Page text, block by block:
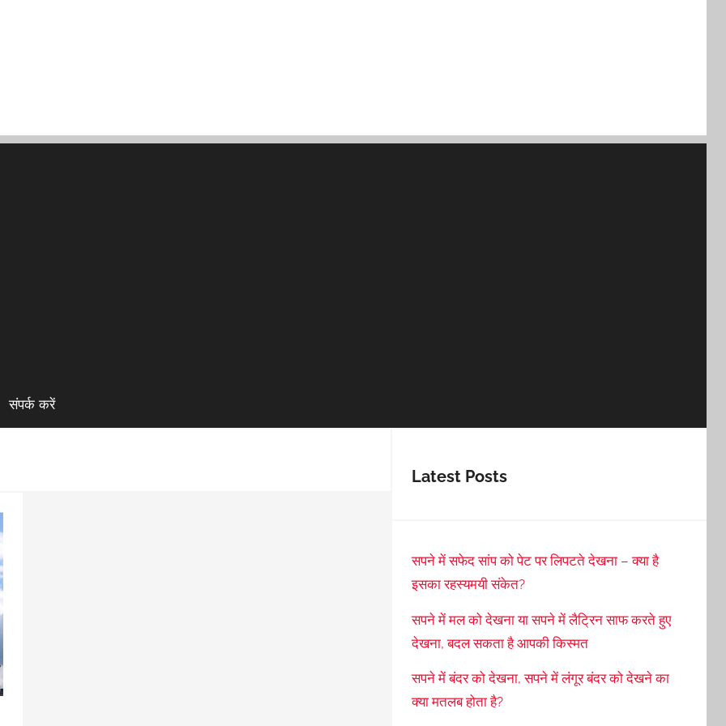
संपर्क करें
Latest Posts
सपने में सफेद सांप को पेट पर लिपटते देखना – क्या है
इसका रहस्यमयी संकेत?
सपने में मल को देखना या सपने में लैट्रिन साफ करते हुए
देखना, बदल सकता है आपकी किस्मत
सपने में बंदर को देखना, सपने में लंगूर बंदर को देखने का
क्या मतलब होता है?